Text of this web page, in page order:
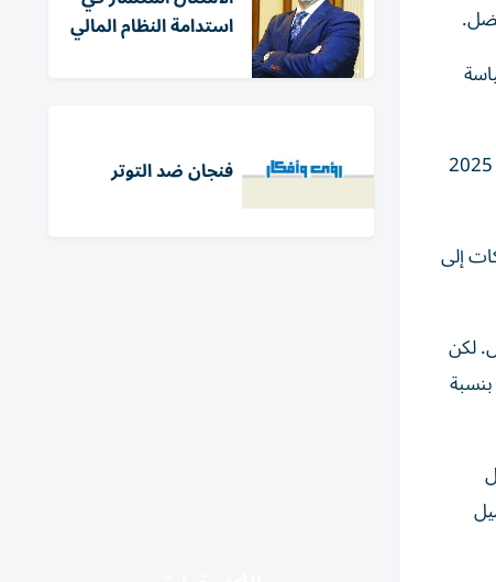
في مواجهة تراجع قيمة الدولار، لم ينتظر المنتجون والمستهلكون قرارات الحكومات. فقد ارتفع سعر الذهب بنسبة 77% بين يناير 2025
إلى
بعملات تلك الدول. لكن
استدامة النظام المالي
فنجان ضد التوتر